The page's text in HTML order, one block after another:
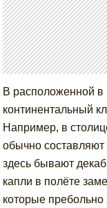
В расположенной в
континентальный
Например, в
обычно
здесь бывают
капли в полёте
которые